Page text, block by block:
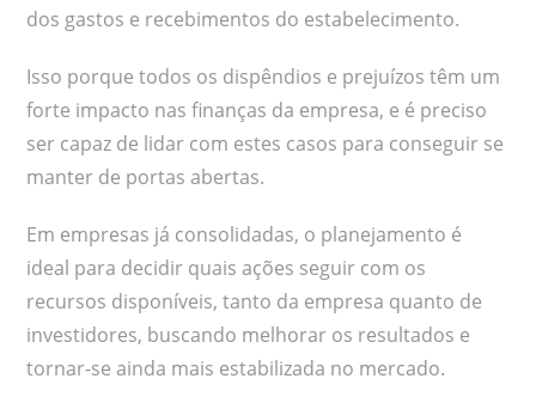
dos gastos e recebimentos do estabelecimento.
Isso porque todos os dispêndios e prejuízos têm um
forte impacto nas finanças da empresa, e é preciso
ser capaz de lidar com estes casos para conseguir se
manter de portas abertas.
Em empresas já consolidadas, o planejamento é
ideal para decidir quais ações seguir com os
recursos disponíveis, tanto da empresa quanto de
investidores, buscando melhorar os resultados e
tornar-se ainda mais estabilizada no mercado.